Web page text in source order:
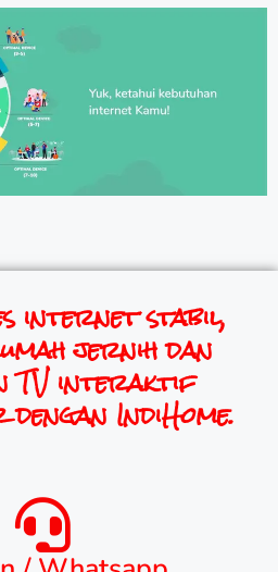
internet stabil,
jernih dan
TV interaktif
IndiHome.